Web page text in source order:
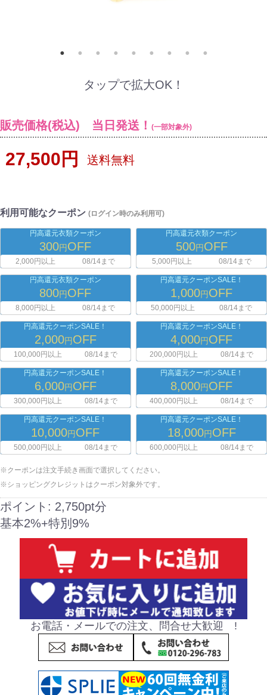
タップで拡大OK！
販売価格(税込) 当日発送！ (一部対象外)
27,500円 送料無料
利用可能なクーポン (ログイン時のみ利用可)
円高還元衣類クーポン
300円OFF
2,000円以上 08/14まで
円高還元衣類クーポン
500円OFF
5,000円以上 08/14まで
円高還元衣類クーポン
800円OFF
8,000円以上 08/14まで
円高還元クーポンSALE！
1,000円OFF
50,000円以上 08/14まで
円高還元クーポンSALE！
2,000円OFF
100,000円以上 08/14まで
円高還元クーポンSALE！
4,000円OFF
200,000円以上 08/14まで
円高還元クーポンSALE！
6,000円OFF
300,000円以上 08/14まで
円高還元クーポンSALE！
8,000円OFF
400,000円以上 08/14まで
円高還元クーポンSALE！
10,000円OFF
500,000円以上 08/14まで
円高還元クーポンSALE！
18,000円OFF
600,000円以上 08/14まで
※クーポンは注文手続き画面で選択してください。
※ショッピングクレジットはクーポン対象外です。
ポイント: 2,750pt分
基本2%+特別9%
お電話・メールでの注文、問合せ大歓迎 !